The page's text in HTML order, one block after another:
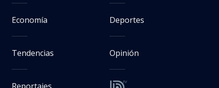
Economía Deportes
Tendencias Opinión